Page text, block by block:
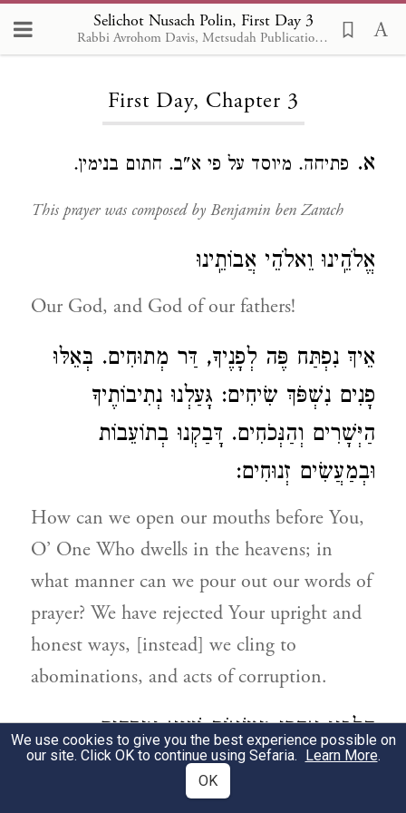
Selichot Nusach Polin, First Day 3
Rabbi Avrohom Davis, Metsudah Publications, 1986
Loading...
First Day, Chapter 3
א. פתיחה. מיוסד על פי א"ב. חתום בנימין.
This prayer was composed by Benjamin ben Zarach
אֱלֹהֵֽינוּ וֵאלֹהֵי אֲבוֹתֵֽינוּ
Our God, and God of our fathers!
אֵיךְ נִפְתַּח פֶּה לְפָנֶיךָ, דַּר מְתוּחִים. בְּאֵלּוּ
פָנִים נִשְׁפֹּךְ שִׂיחִים: גָּעַלְנוּ נְתִיבוֹתֶיךָ
הַיְּשָׁרִים וְהַנְּכֹחִים. דָּבַקְנוּ בְתוֹעֵבוֹת
וּבְמַעֲשִׂים זְנוּחִים:
How can we open our mouths before You,
O’ One Who dwells in the heavens; in
what manner can we pour out our words of
prayer? We have rejected Your upright and
honest ways, [instead] we cling to
abominations, and acts of corruption.
הָלַכְנוּ אַחֲרַי מַשְּׂאוֹת שָׁוְא וּמַדֻּחִים.
וְהִקְשִׁינוּ עֹרֶף וְהֵעַזְנוּ מְצָחִים: זָעַמְתָּ
בְּשֶׁלָּנוּ, בֵּית מִשְׁכְּנוֹת מִבְטָחִים. חָרַב וּפַס
We use cookies to give you the best experience possible on
our site. Click OK to continue using Sefaria. Learn More.
OK